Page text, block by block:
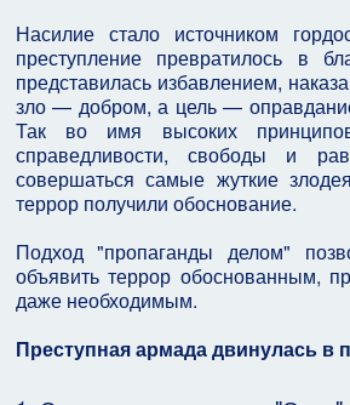
Насилие стало источником
преступление превратилось в
представилась избавлением,
зло — добром, а цель —
Так во имя высоких
справедливости, свободы и
совершаться самые жуткие
террор получили обоснование.
Подход "пропаганды делом"
объявить террор обоснованным,
даже необходимым.
Преступная армада двинулась в